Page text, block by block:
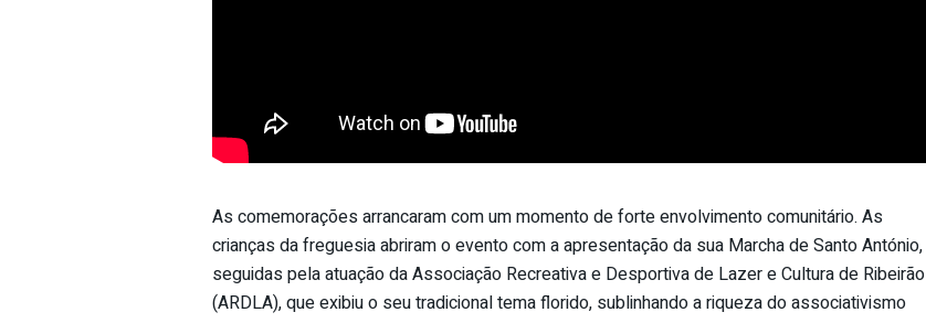
As comemorações arrancaram com um momento de forte envolvimento comunitário. As
crianças da freguesia abriram o evento com a apresentação da sua Marcha de Santo António,
seguidas pela atuação da Associação Recreativa e Desportiva de Lazer e Cultura de Ribeirão
(ARDLA), que exibiu o seu tradicional tema florido, sublinhando a riqueza do associativismo